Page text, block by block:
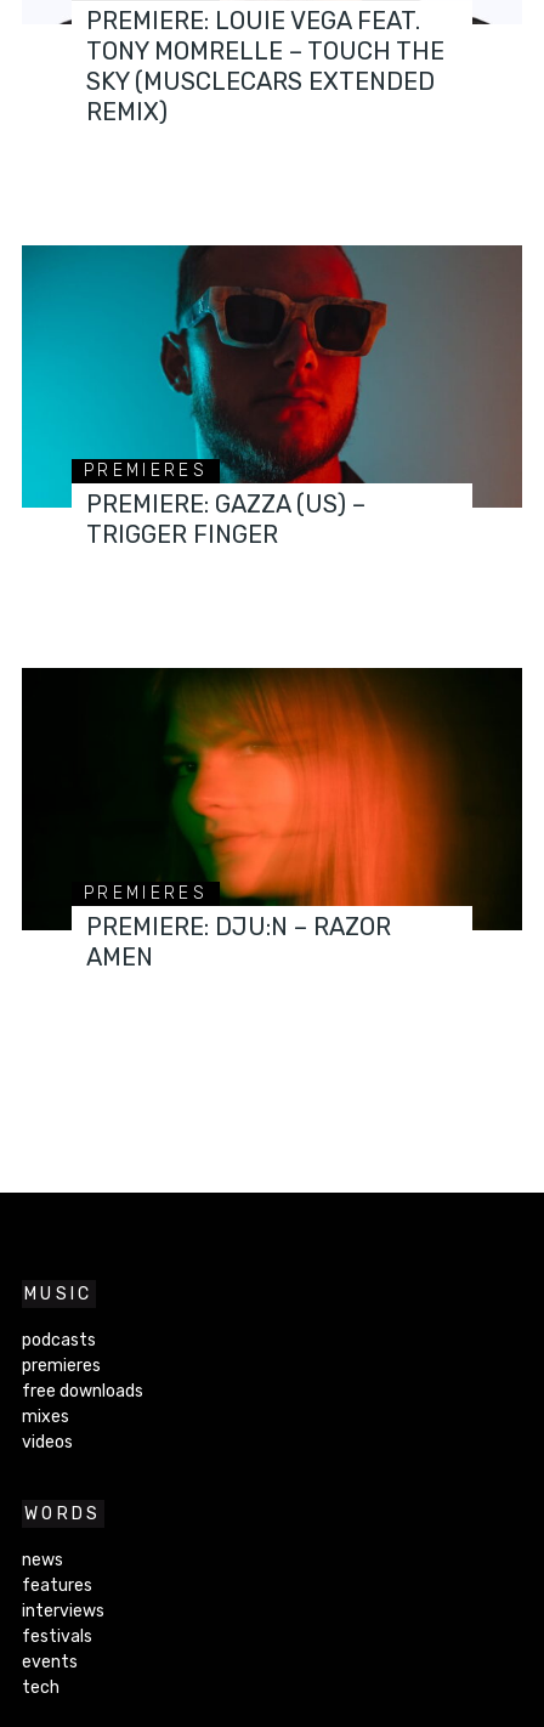
PREMIERE: LOUIE VEGA FEAT.
TONY MOMRELLE – TOUCH THE
SKY (MUSCLECARS EXTENDED
REMIX)
PREMIERES
PREMIERE: GAZZA (US) –
TRIGGER FINGER
PREMIERES
PREMIERE: DJU:N – RAZOR
AMEN
MUSIC
podcasts
premieres
free downloads
mixes
videos
WORDS
news
features
interviews
festivals
events
tech